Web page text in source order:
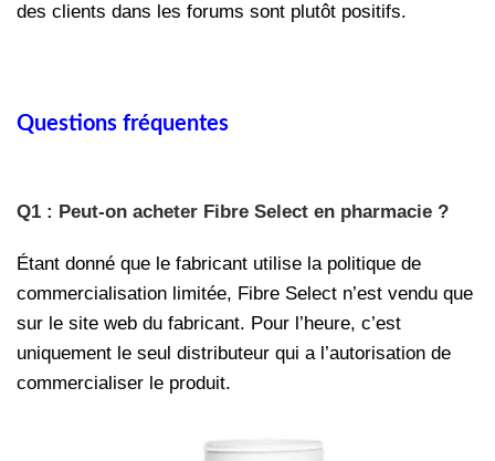
des clients dans les forums sont plutôt positifs.
Questions fréquentes
Q1 : Peut-on acheter Fibre Select en pharmacie ?
Étant donné que le fabricant utilise la politique de
commercialisation limitée, Fibre Select n’est vendu que
sur le site web du fabricant. Pour l’heure, c’est
uniquement le seul distributeur qui a l’autorisation de
commercialiser le produit.